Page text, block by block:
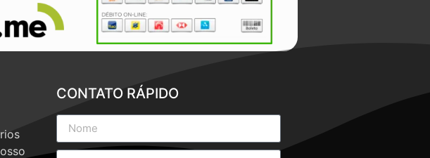
CONTATO RÁPIDO